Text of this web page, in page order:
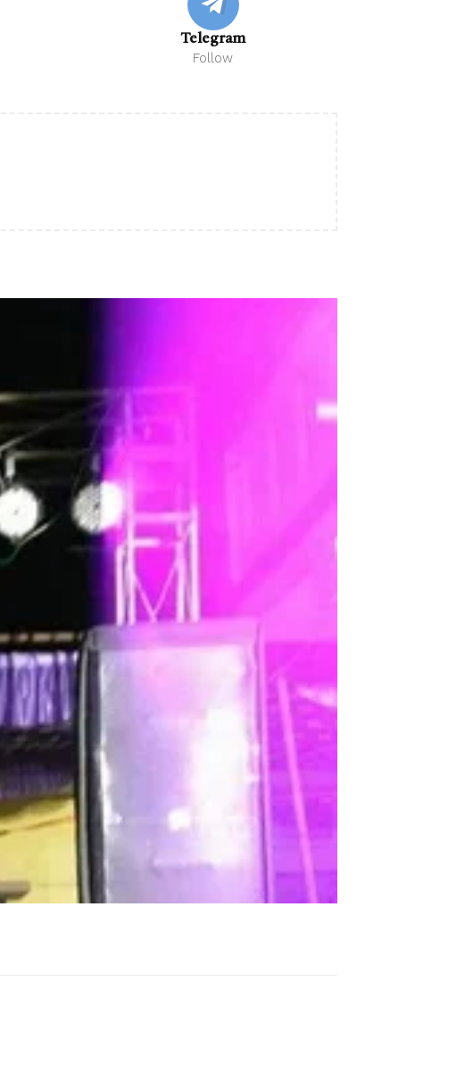
Telegram
Follow